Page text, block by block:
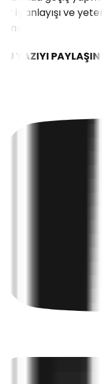
bir iş anlayışı ve
tanır.
BU YAZIYI PAYLAŞIN